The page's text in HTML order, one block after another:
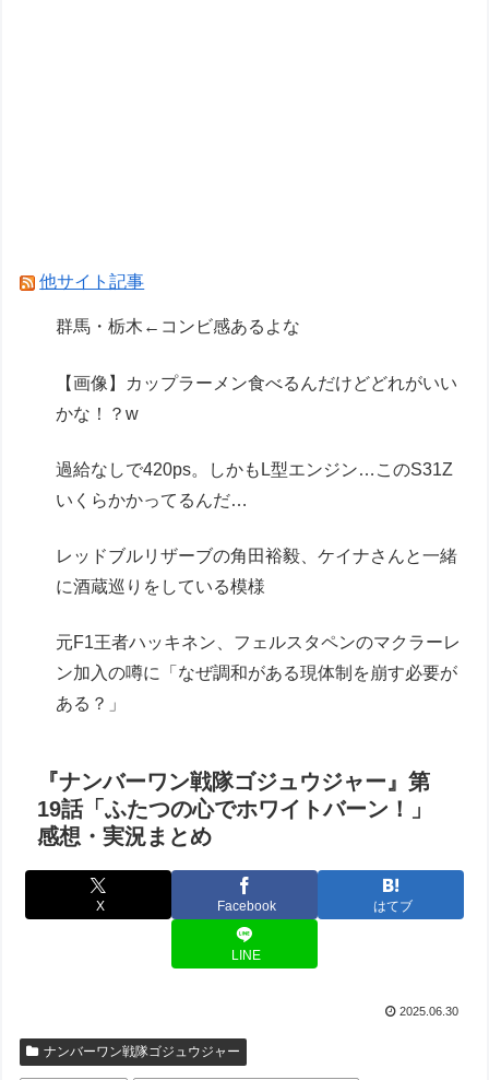
8月25日頃発売】
Powered by livedoor 相互RSS
他サイト記事
群馬・栃木←コンビ感あるよな
【画像】カップラーメン食べるんだけどどれがいい
かな！？w
過給なしで420ps。しかもL型エンジン…このS31Z
いくらかかってるんだ…
レッドブルリザーブの角田裕毅、ケイナさんと一緒
に酒蔵巡りをしている模様
元F1王者ハッキネン、フェルスタペンのマクラーレ
ン加入の噂に「なぜ調和がある現体制を崩す必要が
ある？」
『ナンバーワン戦隊ゴジュウジャー』第
19話「ふたつの心でホワイトバーン！」
感想・実況まとめ
X Facebook はてブ
LINE
2025.06.30
ナンバーワン戦隊ゴジュウジャー